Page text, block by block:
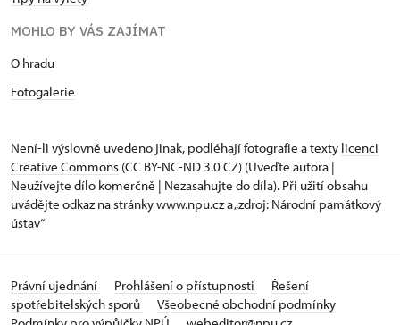
MOHLO BY VÁS ZAJÍMAT
O hradu
Fotogalerie
Není-li výslovně uvedeno jinak, podléhají fotografie a texty licenci
Creative Commons (CC BY-NC-ND 3.0 CZ) (Uveďte autora |
Neužívejte dílo komerčně | Nezasahujte do díla). Při užití obsahu
uvádějte odkaz na stránky www.npu.cz a „zdroj: Národní památkový
ústav“
Právní ujednání Prohlášení o přístupnosti
Řešení
spotřebitelských sporů
Všeobecné obchodní podmínky